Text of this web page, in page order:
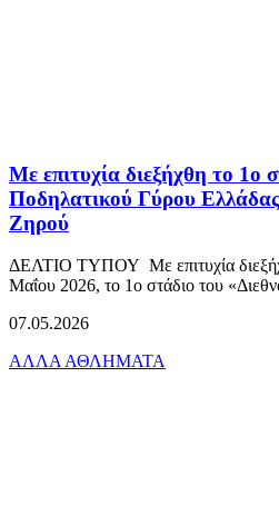
Με επιτυχία διεξήχθη το 1ο
Ποδηλατικού Γύρου
Ζηρού
ΔΕΛΤΙΟ ΤΥΠΟΥ Με επιτυχία
Μαΐου 2026, το 1ο στάδιο του
07.05.2026
ΑΛΛΑ ΑΘΛΗΜΑΤΑ